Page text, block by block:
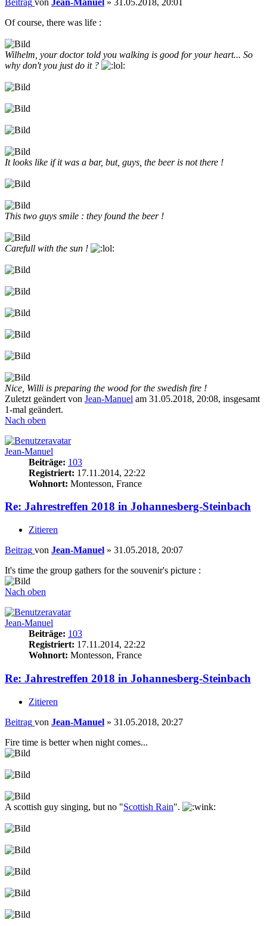
Of course, there was life :
Wilhelm, your doctor told you walking is good for your heart... So
why don't you just do it ?
It looks like if it was a bar, but, guys, the beer is not there !
This two guys smile : they found the beer !
Carefull with the sun !
Nice, Willi is preparing the wood for the swedish fire !
Zuletzt geändert von Jean-Manuel am 31.05.2018, 20:08, insgesamt
1-mal geändert.
Nach oben
Jean-Manuel
Beiträge: 103
Registriert: 17.11.2014, 22:22
Wohnort: Montesson, France
Re: Jahrestreffen 2018 in Johannesberg-Steinbach
Zitieren
Beitrag von Jean-Manuel » 31.05.2018, 20:07
It's time the group gathers for the souvenir's picture :
Nach oben
Jean-Manuel
Beiträge: 103
Registriert: 17.11.2014, 22:22
Wohnort: Montesson, France
Re: Jahrestreffen 2018 in Johannesberg-Steinbach
Zitieren
Beitrag von Jean-Manuel » 31.05.2018, 20:27
Fire time is better when night comes...
A scottish guy singing, but no "Scottish Rain".